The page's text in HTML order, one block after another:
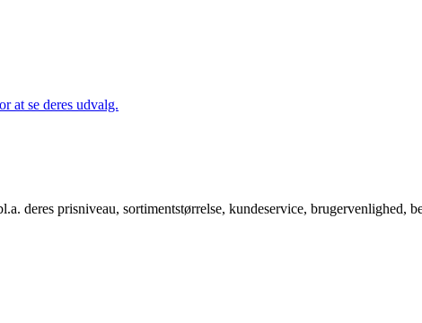
at se deres udvalg.
deres prisniveau, sortimentstørrelse, kundeservice, brugervenlighed,